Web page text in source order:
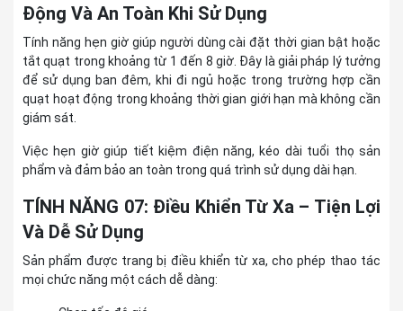
Động Và An Toàn Khi Sử Dụng
Tính năng hẹn giờ giúp người dùng cài đặt thời gian bật hoặc
tắt quạt trong khoảng từ 1 đến 8 giờ. Đây là giải pháp lý tưởng
để sử dụng ban đêm, khi đi ngủ hoặc trong trường hợp cần
quạt hoạt động trong khoảng thời gian giới hạn mà không cần
giám sát.
Việc hẹn giờ giúp tiết kiệm điện năng, kéo dài tuổi thọ sản
phẩm và đảm bảo an toàn trong quá trình sử dụng dài hạn.
TÍNH NĂNG 07: Điều Khiển Từ Xa – Tiện Lợi
Và Dễ Sử Dụng
Sản phẩm được trang bị điều khiển từ xa, cho phép thao tác
mọi chức năng một cách dễ dàng: